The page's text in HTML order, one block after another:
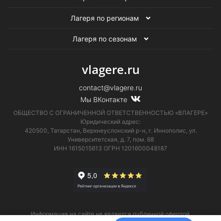
Лагеря по регионам
Лагеря по сезонам
vlagere.ru
contact@vlagere.ru
Мы ВКонтакте
ОБЩЕСТВО С ОГРАНИЧЕННОЙ ОТВЕТСТВЕННОСТЬЮ «ВЛАГЕРЕ»
Юридический адрес:
420500, Татарстан, Верхнеуслонский р-н, г. Иннополис, ул.
Университетская, д. 7, пом. 68
ИНН 1615015613 ОГРН 1201600048187
Информация на сайте не является публичной офертой.